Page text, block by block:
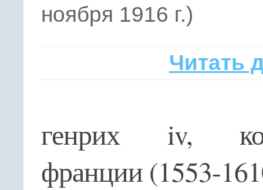
ноября 1916 г.)
Читать
генрих iv,
франции (1553-